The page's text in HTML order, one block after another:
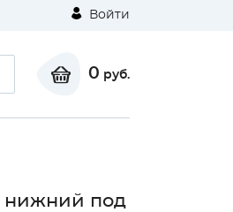
Войти
0 руб.
нижний под